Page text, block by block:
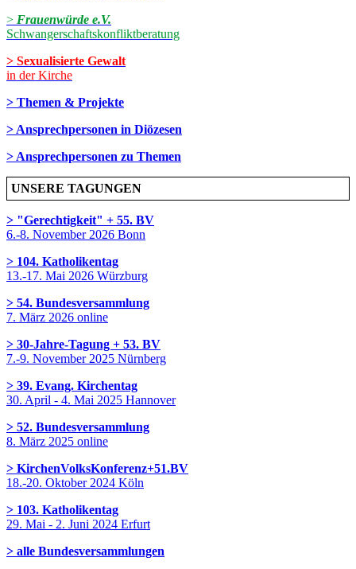
> Frauenwürde e.V.
Schwangerschaftskonfliktberatung
> Sexualisierte Gewalt
in der Kirche
> Themen & Projekte
> Ansprechpersonen in Diözesen
> Ansprechpersonen zu Themen
UNSERE TAGUNGEN
> "Gerechtigkeit" + 55. BV
6.-8. November 2026 Bonn
> 104. Katholikentag
13.-17. Mai 2026 Würzburg
> 54. Bundesversammlung
7. März 2026 online
> 30-Jahre-Tagung + 53. BV
7.-9. November 2025 Nürnberg
> 39. Evang. Kirchentag
30. April - 4. Mai 2025 Hannover
> 52. Bundesversammlung
8. März 2025 online
> KirchenVolksKonferenz+51.BV
18.-20. Oktober 2024 Köln
> 103. Katholikentag
29. Mai - 2. Juni 2024 Erfurt
> alle Bundesversammlungen